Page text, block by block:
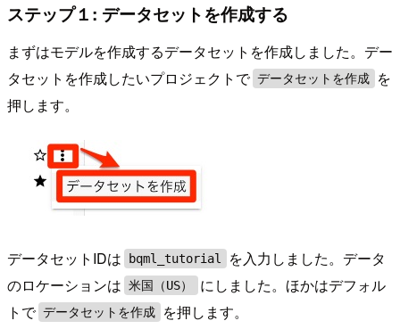
ステップ１: データセットを作成する
まずはモデルを作成するデータセットを作成しました。デー
タセットを作成したいプロジェクトで データセットを作成
を
押します。
データセットIDは bqml_tutorial
を入力しました。データ
のロケーションは 米国（US）
にしました。ほかはデフォル
トで データセットを作成 を押します。